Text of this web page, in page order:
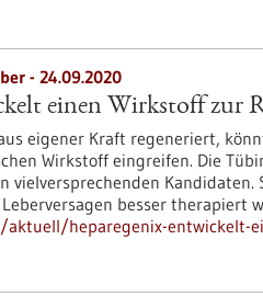
- 24.09.2020
einen Wirkstoff zur
eigener Kraft regeneriert,
Wirkstoff eingreifen. Die
vielversprechenden Kandidaten.
besser therapiert
heparegenix-entwickelt-